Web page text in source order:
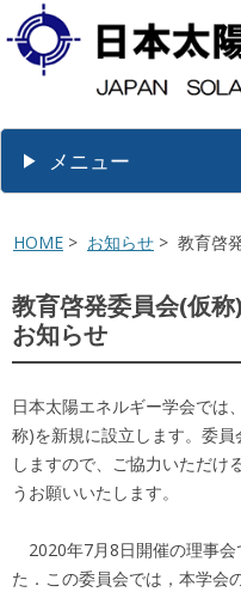
メニュー
HOME > お知らせ > 教育啓
教育啓発委員会(仮
お知らせ
日本太陽エネルギー学会では
称)を新規に設立します。委
しますので、ご協力いただけ
うお願いいたします。
2020年7月8日開催の理事会
た．この委員会では，本学会